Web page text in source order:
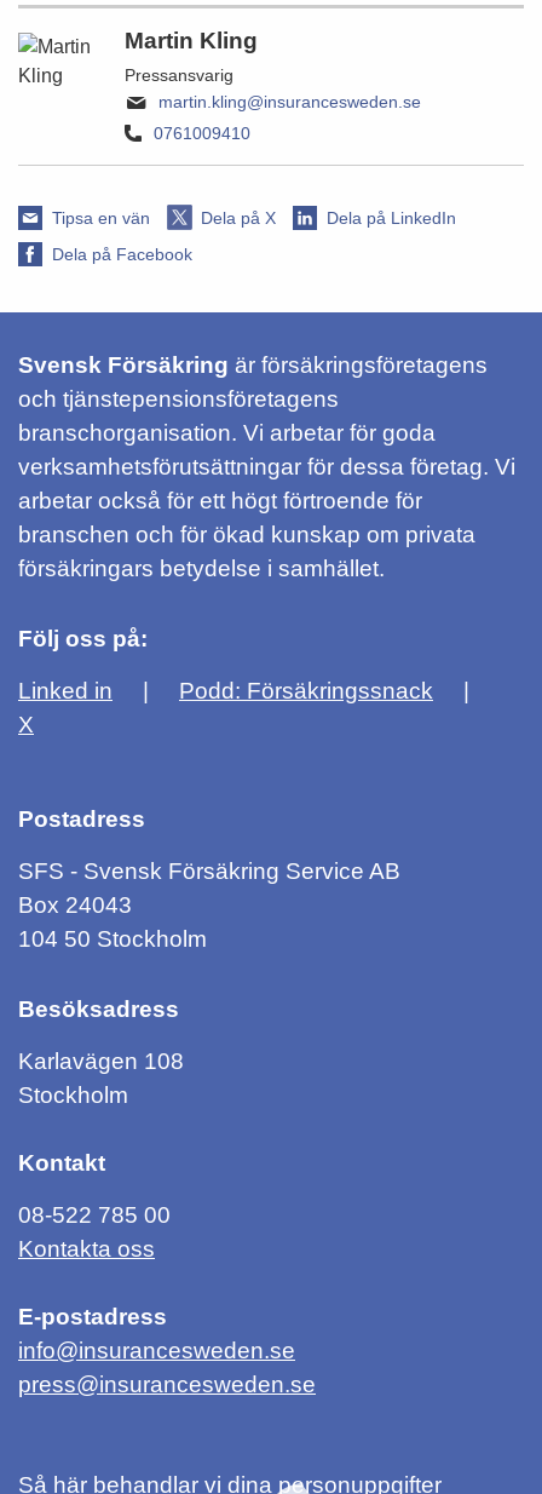
Martin Kling
Pressansvarig
martin.kling@insurancesweden.se
0761009410
Tipsa en vän Dela på X
Dela på LinkedIn
Dela på Facebook
Svensk Försäkring är försäkringsföretagens
och tjänstepensionsföretagens
branschorganisation. Vi arbetar för goda
verksamhetsförutsättningar för dessa företag. Vi
arbetar också för ett högt förtroende för
branschen och för ökad kunskap om privata
försäkringars betydelse i samhället.
Följ oss på:
Linked in
Podd: Försäkringssnack
X
Postadress
SFS - Svensk Försäkring Service AB
Box 24043
104 50 Stockholm
Besöksadress
Karlavägen 108
Stockholm
Kontakt
08-522 785 00
Kontakta oss
E-postadress
info@insurancesweden.se
press@insurancesweden.se
Så här behandlar vi dina personuppgifter